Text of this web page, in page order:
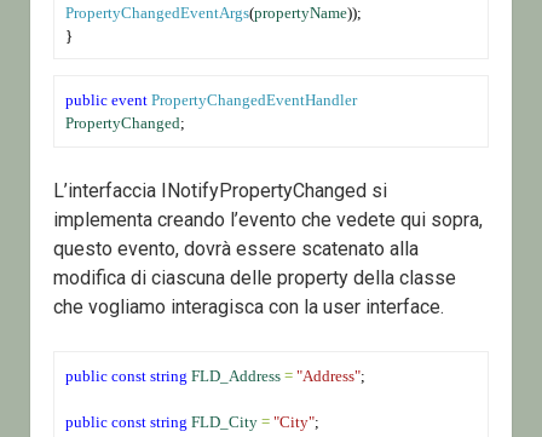
PropertyChangedEventArgs(propertyName));
}
public event PropertyChangedEventHandler
PropertyChanged;
L’interfaccia INotifyPropertyChanged si
implementa creando l’evento che vedete qui sopra,
questo evento, dovrà essere scatenato alla
modifica di ciascuna delle property della classe
che vogliamo interagisca con la user interface.
public const string FLD_Address = "Address";
public const string FLD_City = "City";